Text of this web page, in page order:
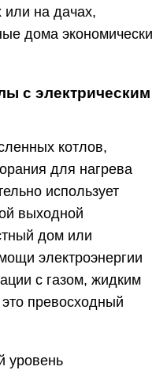
на дачах,
дома экономически
с электрическим
котлов,
для нагрева
использует
выходной
дом или
электроэнергии
с газом, жидким
превосходный
уровень